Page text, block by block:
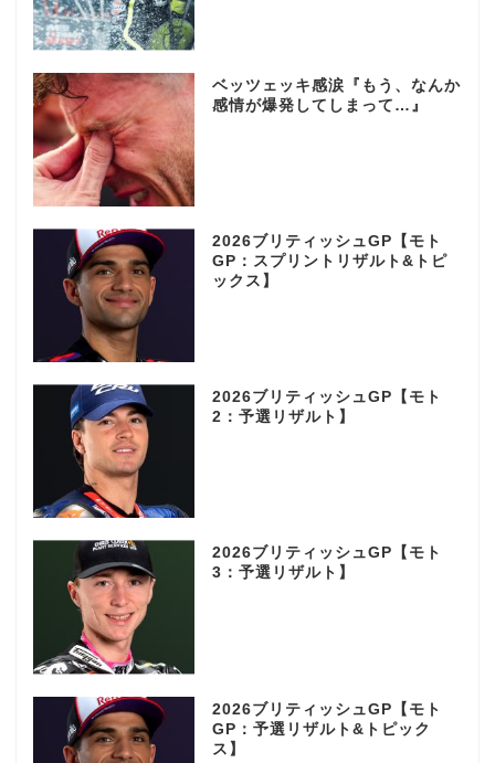
ベッツェッキ感涙『もう、なんか
感情が爆発してしまって…』
2026ブリティッシュGP【モト
GP：スプリントリザルト&トピ
ックス】
2026ブリティッシュGP【モト
2：予選リザルト】
2026ブリティッシュGP【モト
3：予選リザルト】
2026ブリティッシュGP【モト
GP：予選リザルト&トピック
ス】